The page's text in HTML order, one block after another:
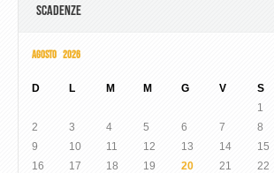
SCADENZE
AGOSTO 2026
D L M M G V S
1
2
3 4 5 6 7
8
9
10 11 12 13 14
15
16
17 18 19 20 21
22